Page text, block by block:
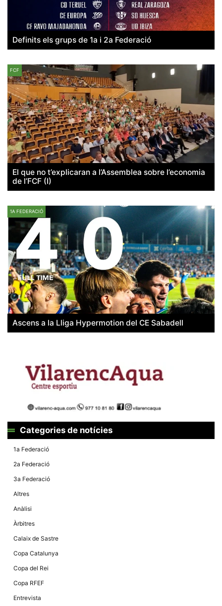
Definits els grups de 1a i 2a Federació
FCF
El que no t’explicaran a l’Assemblea sobre l’economia
de l’FCF (I)
1A FEDERACIÓ
Ascens a la Lliga Hypermotion del CE Sabadell
Categories de notícies
1a Federació
2a Federació
3a Federació
Altres
Anàlisi
Àrbitres
Calaix de Sastre
Copa Catalunya
Copa del Rei
Copa RFEF
Entrevista